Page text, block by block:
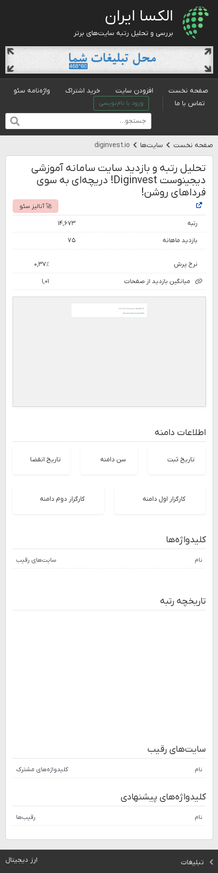
الکسا ایران
بررسی و تحلیل رتبه سایت‌های برتر
صفحه نخست افزودن سایت خرید اشتراک
واژه‌نامه سئو
تماس با ما
ورود یا نام‌نویسی
صفحه نخست سایت‌ها diginvest.io
تحلیل رتبه و بازدید سایت سامانه آموزشی
دیجینوست Diginvest! دریچه‌ای به سوی
فرداهای روشن!
🚀 آنالیز سئو
رتبه ۱۴,۶۷۳
بازدید ماهانه ۷۵
نرخ پرش ۰,۳۷٪
میانگین بازدید از صفحات ۱,۰۱
اطلاعات دامنه
تاریخ ثبت سن دامنه تاریخ انقضا
کارگزار اول دامنه کارگزار دوم دامنه
کلیدواژه‌ها
نام سایت‌های رقیب
تاریخچه رتبه
سایت‌های رقیب
نام کلیدواژه‌های مشترک
کلیدواژه‌های پیشنهادی
نام رقیب‌ها
ارز دیجیتال تبلیغات